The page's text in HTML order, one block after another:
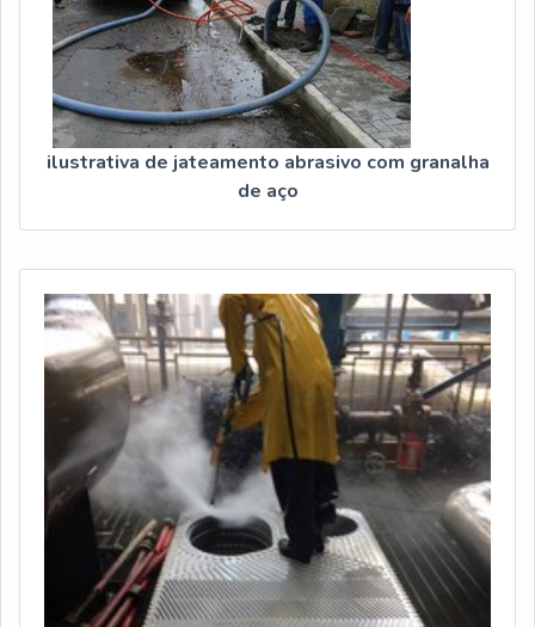
ilustrativa de jateamento abrasivo com granalha
de aço